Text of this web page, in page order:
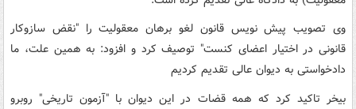
وی تصویب پیش نویس قانون لغو برهان معقولیت را "نقض سازوکار
قانونی در اختیار اعضای کنست" توصیف کرد و افزود: به همین علت، ما
دادخواستی به دیوان عالی تقدیم کردیم
بیخر تاکید کرد که همه قضات در این دیوان با "آزمون تاریخی" روبرو